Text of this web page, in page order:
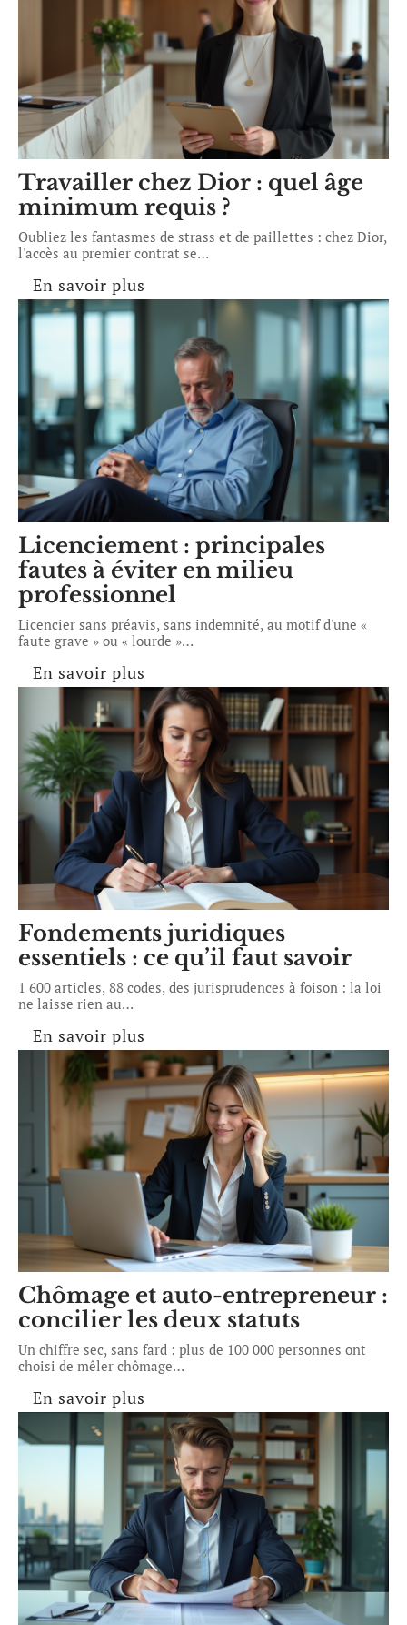
Travailler chez Dior : quel âge
minimum requis ?
Oubliez les fantasmes de strass et de paillettes : chez Dior,
l'accès au premier contrat se…
En savoir plus
Licenciement : principales
fautes à éviter en milieu
professionnel
Licencier sans préavis, sans indemnité, au motif d'une «
faute grave » ou « lourde »…
En savoir plus
Fondements juridiques
essentiels : ce qu’il faut savoir
1 600 articles, 88 codes, des jurisprudences à foison : la loi
ne laisse rien au…
En savoir plus
Chômage et auto-entrepreneur :
concilier les deux statuts
Un chiffre sec, sans fard : plus de 100 000 personnes ont
choisi de mêler chômage…
En savoir plus